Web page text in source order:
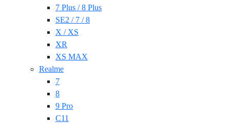
7 Plus / 8 Plus
SE2 / 7 / 8
X / XS
XR
XS MAX
Realme
7
8
9 Pro
C11